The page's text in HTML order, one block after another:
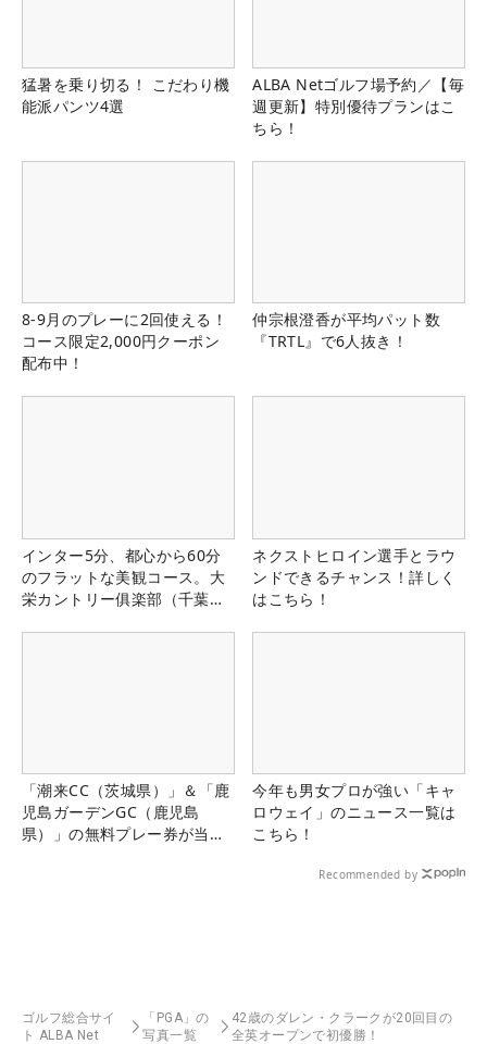
猛暑を乗り切る！ こだわり機
能派パンツ4選
ALBA Netゴルフ場予約／【毎
週更新】特別優待プランはこ
ちら！
8-9月のプレーに2回使える！
コース限定2,000円クーポン
配布中！
仲宗根澄香が平均パット数
『TRTL』で6人抜き！
インター5分、都心から60分
のフラットな美観コース。大
栄カントリー俱楽部（千葉
ネクストヒロイン選手とラウ
ンドできるチャンス！詳しく
はこちら！
「潮来CC（茨城県）」＆「鹿
児島ガーデンGC（鹿児島
県）」の無料プレー券が当た
今年も男女プロが強い「キャ
ロウェイ」のニュース一覧は
こちら！
Recommended by
ゴルフ総合サイ
ト ALBA Net
「PGA」の
写真一覧
42歳のダレン・クラークが20回目の
全英オープンで初優勝！